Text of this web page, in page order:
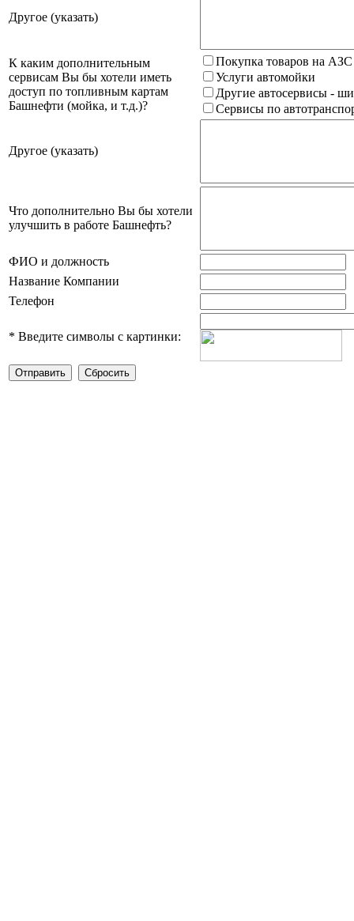
Другое (указать)
К каким дополнительным
сервисам Вы бы хотели иметь
доступ по топливным картам
Башнефти (мойка, и т.д.)?
Покупка товаров на
Услуги автомойки
Другие автосервисы -
Сервисы по
Другое (указать)
Что дополнительно Вы бы хотели
улучшить в работе Башнефть?
ФИО и должность
Название Компании
Телефон
* Введите символы с картинки: